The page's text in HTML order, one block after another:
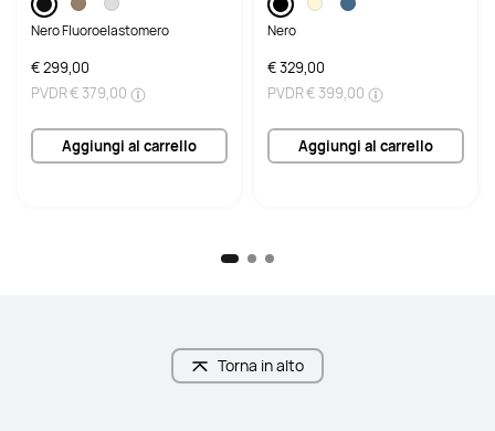
Nero Fluoroelastomero
€ 299,00
PVDR€ 379,00
Aggiungi al carrello
Nero
€ 329,00
PVDR€ 399,00
Aggiungi al carrello
Torna in alto